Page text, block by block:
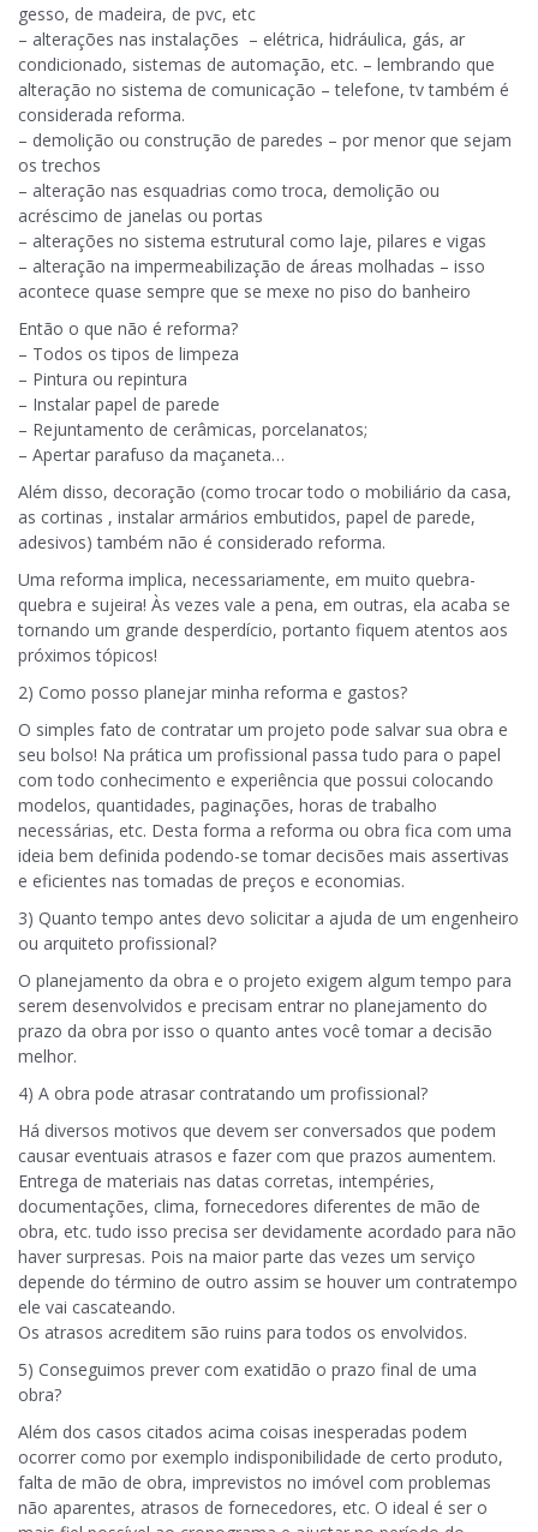
gesso, de madeira, de pvc, etc
– alterações nas instalações – elétrica, hidráulica, gás, ar
condicionado, sistemas de automação, etc. – lembrando que
alteração no sistema de comunicação – telefone, tv também é
considerada reforma.
– demolição ou construção de paredes – por menor que sejam
os trechos
– alteração nas esquadrias como troca, demolição ou
acréscimo de janelas ou portas
– alterações no sistema estrutural como laje, pilares e vigas
– alteração na impermeabilização de áreas molhadas – isso
acontece quase sempre que se mexe no piso do banheiro
Então o que não é reforma?
– Todos os tipos de limpeza
– Pintura ou repintura
– Instalar papel de parede
– Rejuntamento de cerâmicas, porcelanatos;
– Apertar parafuso da maçaneta…
Além disso, decoração (como trocar todo o mobiliário da casa,
as cortinas , instalar armários embutidos, papel de parede,
adesivos) também não é considerado reforma.
Uma reforma implica, necessariamente, em muito quebra-
quebra e sujeira! Às vezes vale a pena, em outras, ela acaba se
tornando um grande desperdício, portanto fiquem atentos aos
próximos tópicos!
2) Como posso planejar minha reforma e gastos?
O simples fato de contratar um projeto pode salvar sua obra e
seu bolso! Na prática um profissional passa tudo para o papel
com todo conhecimento e experiência que possui colocando
modelos, quantidades, paginações, horas de trabalho
necessárias, etc. Desta forma a reforma ou obra fica com uma
ideia bem definida podendo-se tomar decisões mais assertivas
e eficientes nas tomadas de preços e economias.
3) Quanto tempo antes devo solicitar a ajuda de um engenheiro
ou arquiteto profissional?
O planejamento da obra e o projeto exigem algum tempo para
serem desenvolvidos e precisam entrar no planejamento do
prazo da obra por isso o quanto antes você tomar a decisão
melhor.
4) A obra pode atrasar contratando um profissional?
Há diversos motivos que devem ser conversados que podem
causar eventuais atrasos e fazer com que prazos aumentem.
Entrega de materiais nas datas corretas, intempéries,
documentações, clima, fornecedores diferentes de mão de
obra, etc. tudo isso precisa ser devidamente acordado para não
haver surpresas. Pois na maior parte das vezes um serviço
depende do término de outro assim se houver um contratempo
ele vai cascateando.
Os atrasos acreditem são ruins para todos os envolvidos.
5) Conseguimos prever com exatidão o prazo final de uma
obra?
Além dos casos citados acima coisas inesperadas podem
ocorrer como por exemplo indisponibilidade de certo produto,
falta de mão de obra, imprevistos no imóvel com problemas
não aparentes, atrasos de fornecedores, etc. O ideal é ser o